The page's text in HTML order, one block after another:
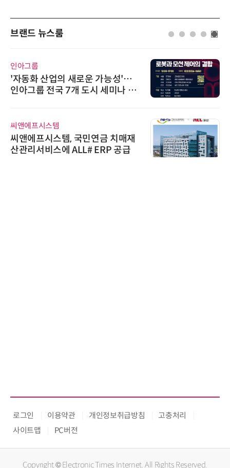
브랜드 뉴스룸
인아그룹
'자동화 산업의 새로운 가능성'…
인아그룹 전국 7개 도시 세미나 페
씨앤에프시스템
씨앤에프시스템, 국민연금 치매재
산관리서비스에 ALL# ERP 공급
로그인 이용약관 개인정보취급방침
고충처리
사이트맵
PC버전
Copyright © Electronic Times Internet. All Rights Reserved.